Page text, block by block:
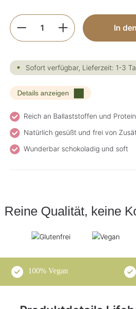
Produkt Anzahl: Gib In
Sofort verfügbar, Lieferzeit: 1-3
Details anzeigen
Reich an Ballaststoffen und
Natürlich gesüßt und frei von
Wunderbar schokoladig und soft
Reine Qualität, keine
100% Vegan